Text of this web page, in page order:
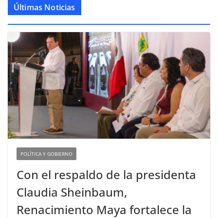
Últimas Noticias
POLÍTICA Y GOBIERNO
Con el respaldo de la presidenta
Claudia Sheinbaum,
Renacimiento Maya fortalece la